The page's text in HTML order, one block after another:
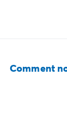
Comment